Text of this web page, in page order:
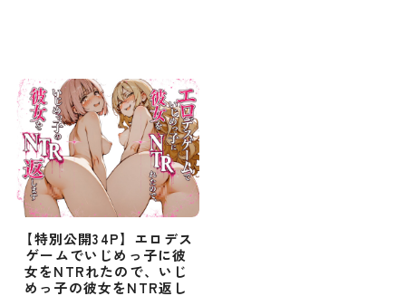
【特別公開34P】エロデス
ゲームでいじめっ子に彼
女をNTRれたので、いじ
めっ子の彼女をNTR返し